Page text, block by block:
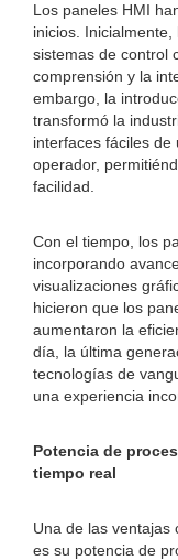
Los paneles HMI
inicios.
sistemas de control
comprensión y la
embargo, la
transformó la
interfaces fáciles
operador,
facilidad.
Con el tiempo, los
incorporando
visualizaciones
hicieron que los
aumentaron la
día, la última
tecnologías de
una experiencia
Potencia de
tiempo real
Una de las ventajas
es su potencia de